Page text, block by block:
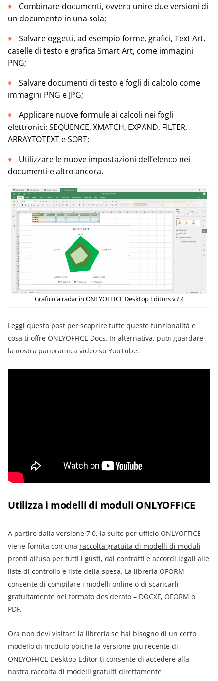
Combinare documenti, ovvero unire due versioni di
un documento in una sola;
Salvare oggetti, ad esempio forme, grafici, Text Art,
caselle di testo e grafica Smart Art, come immagini
PNG;
Salvare documenti di testo e fogli di calcolo come
immagini PNG e JPG;
Applicare nuove formule ai calcoli nei fogli
elettronici: SEQUENCE, XMATCH, EXPAND, FILTER,
ARRAYTOTEXT e SORT;
Utilizzare le nuove impostazioni dell’elenco nei
documenti e altro ancora.
Grafico a radar in ONLYOFFICE Desktop Editors v7.4
Leggi questo post per scoprire tutte queste funzionalità e
cosa ti offre ONLYOFFICE Docs. In alternativa, puoi guardare
la nostra panoramica video su YouTube:
Utilizza i modelli di moduli ONLYOFFICE
A partire dalla versione 7.0, la suite per ufficio ONLYOFFICE
viene fornita con una raccolta gratuita di modelli di moduli
pronti all’uso per tutti i gusti, dai contratti e accordi legali alle
liste di controllo e liste della spesa. La libreria OFORM
consente di compilare i modelli online o di scaricarli
gratuitamente nel formato desiderato – DOCXF, OFORM o
PDF.
Ora non devi visitare la libreria se hai bisogno di un certo
modello di modulo poiché la versione più recente di
ONLYOFFICE Desktop Editor ti consente di accedere alla
nostra raccolta di modelli gratuiti direttamente